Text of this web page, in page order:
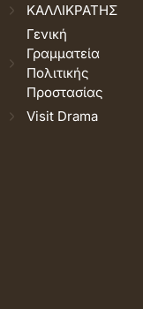
ΚΑΛΛΙΚΡΑΤΗΣ
Γενική
Γραμματεία
Πολιτικής
Προστασίας
Visit Drama